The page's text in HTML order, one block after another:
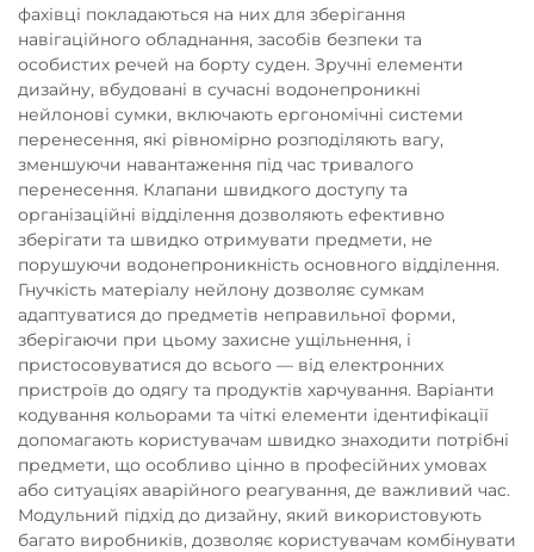
фахівці покладаються на них для зберігання
навігаційного обладнання, засобів безпеки та
особистих речей на борту суден. Зручні елементи
дизайну, вбудовані в сучасні водонепроникні
нейлонові сумки, включають ергономічні системи
перенесення, які рівномірно розподіляють вагу,
зменшуючи навантаження під час тривалого
перенесення. Клапани швидкого доступу та
організаційні відділення дозволяють ефективно
зберігати та швидко отримувати предмети, не
порушуючи водонепроникність основного відділення.
Гнучкість матеріалу нейлону дозволяє сумкам
адаптуватися до предметів неправильної форми,
зберігаючи при цьому захисне ущільнення, і
пристосовуватися до всього — від електронних
пристроїв до одягу та продуктів харчування. Варіанти
кодування кольорами та чіткі елементи ідентифікації
допомагають користувачам швидко знаходити потрібні
предмети, що особливо цінно в професійних умовах
або ситуаціях аварійного реагування, де важливий час.
Модульний підхід до дизайну, який використовують
багато виробників, дозволяє користувачам комбінувати